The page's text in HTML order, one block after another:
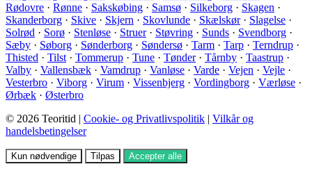
Rødovre · Rønne · Sakskøbing · Samsø · Silkeborg · Skagen ·
Skanderborg · Skive · Skjern · Skovlunde · Skælskør· Slagelse ·
Solrød · Sorø · Stenløse · Struer· Støvring · Sunds · Svendborg ·
Sæby · Søborg · Sønderborg · Søndersø · Tarm · Tarp · Terndrup ·
Thisted · Tilst · Tommerup · Tune · Tønder· Tårnby · Taastrup ·
Valby · Vallensbæk · Vamdrup · Vanløse · Varde · Vejen · Vejle ·
Vesterbro · Viborg · Virum · Vissenbjerg · Vordingborg · Værløse ·
Ørbæk · Østerbro
© 2026 Teoritid | Cookie- og Privatlivspolitik | Vilkår og
handelsbetingelser
Kun nødvendige Tilpas Accepter alle